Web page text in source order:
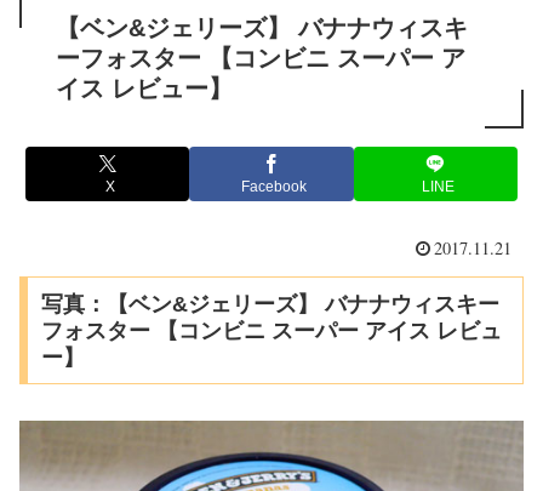
【ベン&ジェリーズ】 バナナウィスキ
ーフォスター 【コンビニ スーパー ア
イス レビュー】
X Facebook LINE
2017.11.21
写真：【ベン&ジェリーズ】 バナナウィスキー
フォスター 【コンビニ スーパー アイス レビュ
ー】